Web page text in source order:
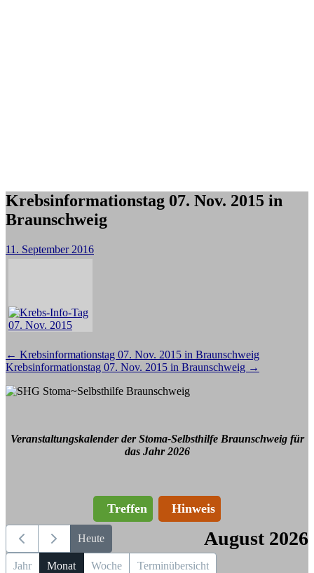
Krebsinformationstag 07. Nov. 2015 in
Braunschweig
11. September 2016
Beitragsnavigation
← Krebsinformationstag 07. Nov. 2015 in Braunschweig
Krebsinformationstag 07. Nov. 2015 in Braunschweig →
Veranstaltungskalender der Stoma-Selbsthilfe Braunschweig für
das Jahr 2026
Treffen Hinweis
Heute August 2026
Jahr Monat Woche Terminübersicht